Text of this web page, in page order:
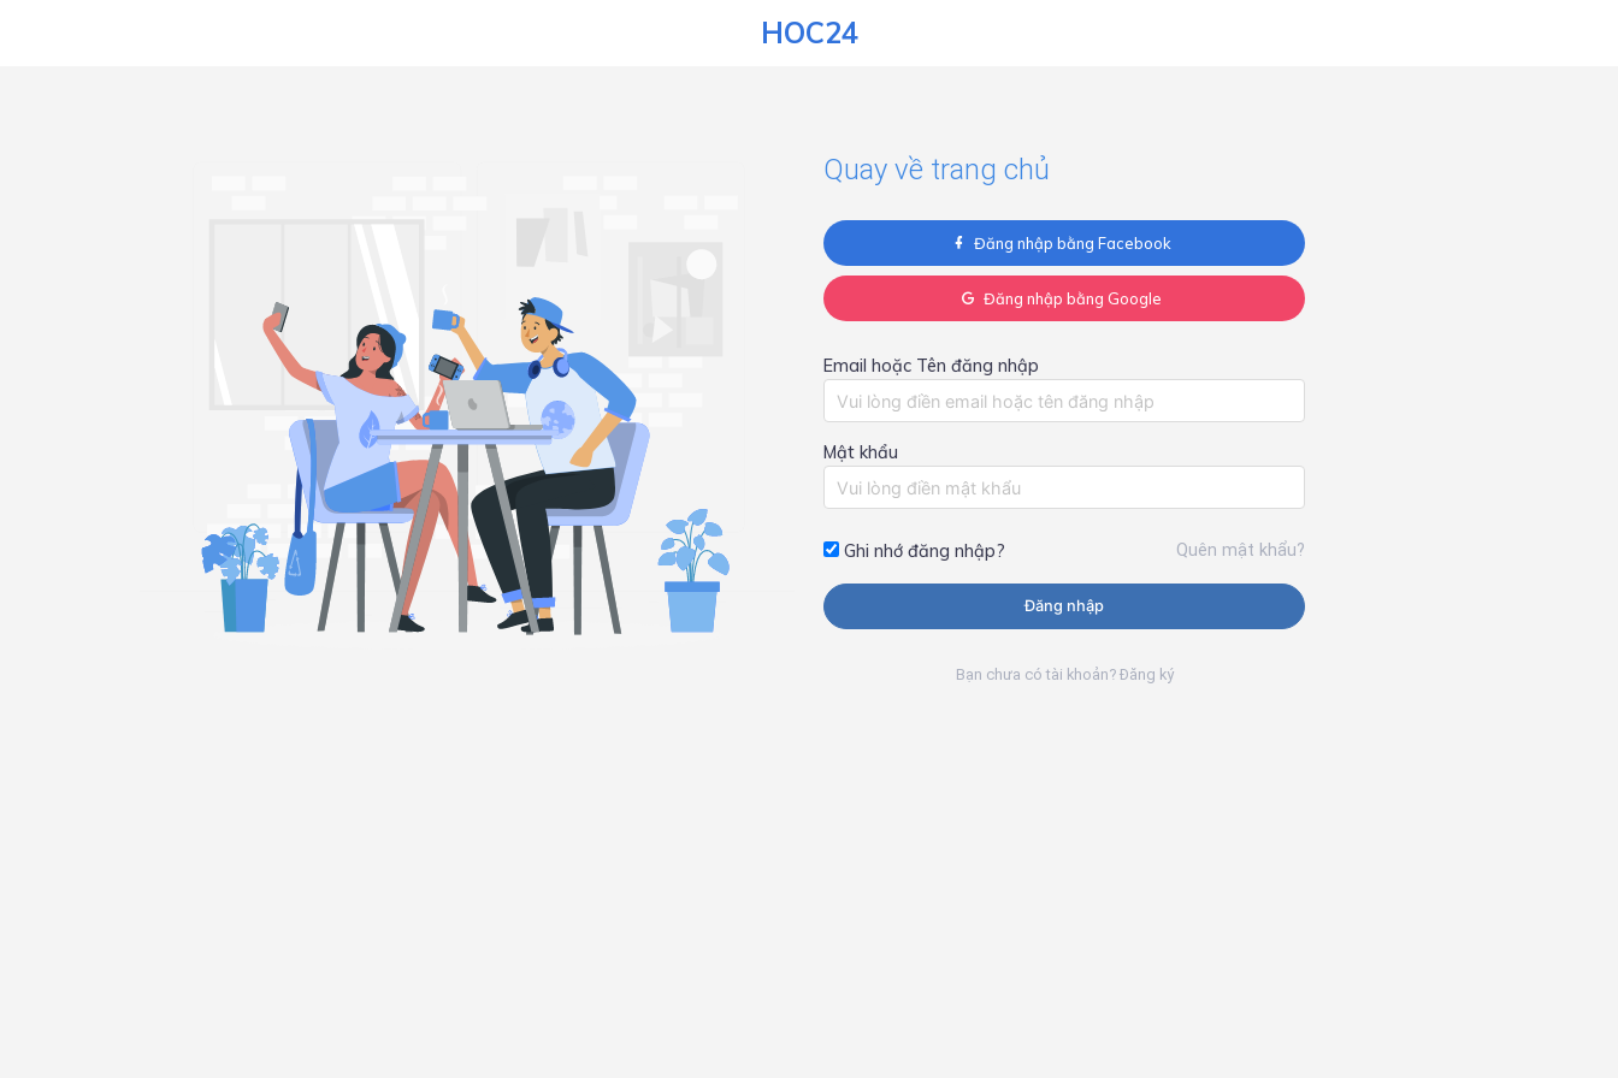
HOC24
Quay về trang chủ
Đăng nhập bằng Facebook
Đăng nhập bằng Google
Email hoặc Tên đăng nhập
Mật khẩu
Ghi nhớ đăng nhập? Quên mật khẩu?
Đăng nhập
Bạn chưa có tài khoản? Đăng ký